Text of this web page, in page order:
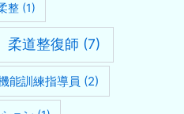
整(1)
柔道整復師 (7)
能訓練指導員 (2)